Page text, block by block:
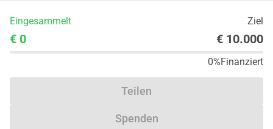
Eingesammelt Ziel
€ 0 € 10.000
0%Finanziert
Teilen
Spenden